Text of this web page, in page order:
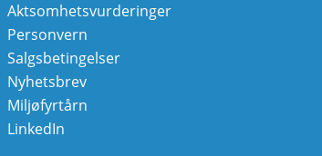
Aktsomhetsvurderinger
Personvern
Salgsbetingelser
Nyhetsbrev
Miljøfyrtårn
LinkedIn